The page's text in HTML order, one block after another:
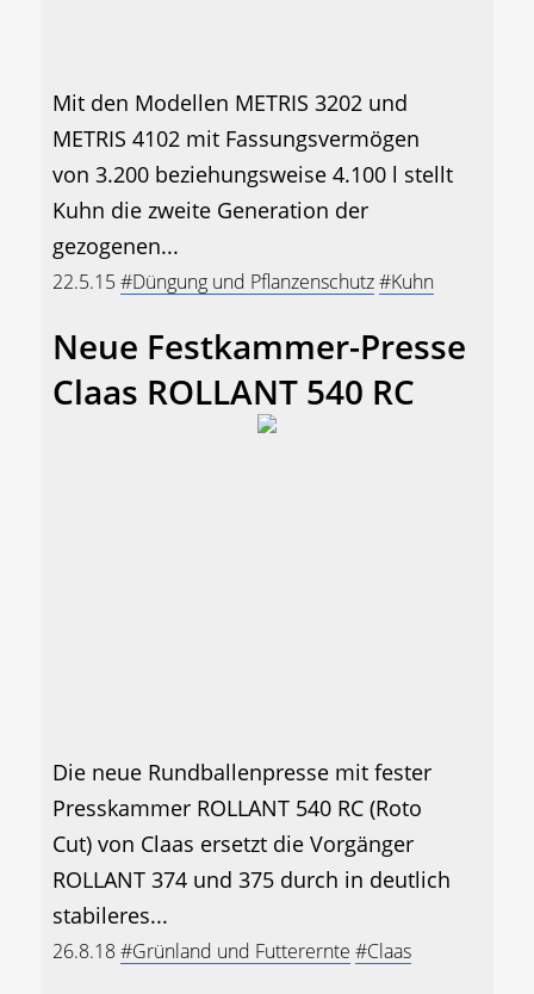
Mit den Modellen METRIS 3202 und
METRIS 4102 mit Fassungsvermögen
von 3.200 beziehungsweise 4.100 l stellt
Kuhn die zweite Generation der
gezogenen...
22.5.15#Düngung und Pflanzenschutz#Kuhn
Neue Festkammer-Presse
Claas ROLLANT 540 RC
Die neue Rundballenpresse mit fester
Presskammer ROLLANT 540 RC (Roto
Cut) von Claas ersetzt die Vorgänger
ROLLANT 374 und 375 durch in deutlich
stabileres...
26.8.18#Grünland und Futterernte #Claas